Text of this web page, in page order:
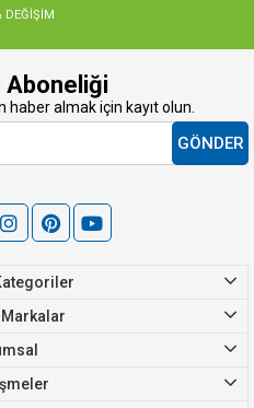
DEĞİŞİM
Aboneliği
almak için kayıt olun.
GÖNDER